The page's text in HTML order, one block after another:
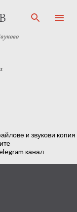
matrix)
и звукови копия
канал